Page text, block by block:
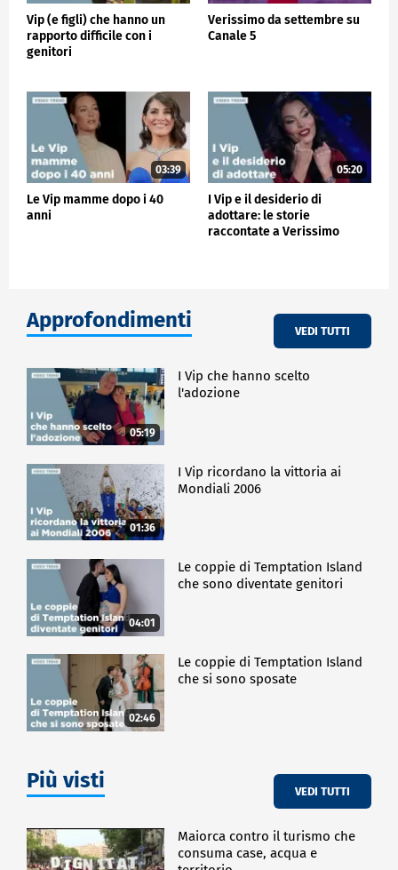
Vip (e figli) che hanno un
rapporto difficile con i
genitori
Verissimo da settembre su
Canale 5
03:39
Le Vip mamme dopo i 40
anni
05:20
I Vip e il desiderio di
adottare: le storie
raccontate a Verissimo
Approfondimenti VEDI TUTTI
05:19
I Vip che hanno scelto
l'adozione
01:36
I Vip ricordano la vittoria ai
Mondiali 2006
04:01
Le coppie di Temptation Island
che sono diventate genitori
02:46
Le coppie di Temptation Island
che si sono sposate
Più visti VEDI TUTTI
Maiorca contro il turismo che
consuma case, acqua e